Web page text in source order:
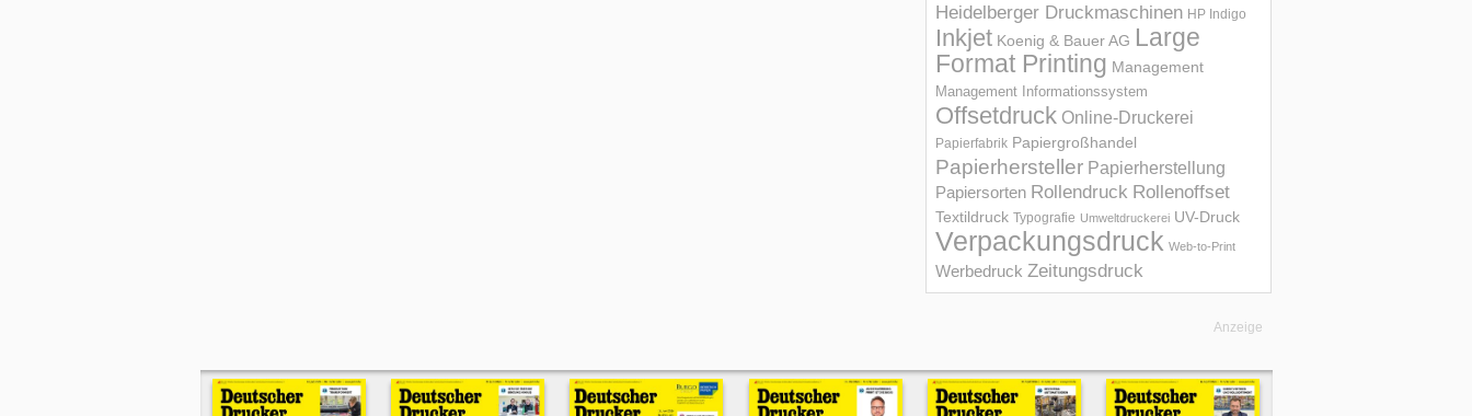
Heidelberger Druckmaschinen HP Indigo
Inkjet Koenig & Bauer AG Large
Format Printing Management
Management Informations­system
Offsetdruck Online-Druckerei
Papierfabrik Papiergroßhandel
Papierhersteller Papierherstellung
Papiersorten Rollendruck Rollenoffset
Textildruck Typografie Umweltdruckerei UV-Druck
Verpackungsdruck Web-to-Print
Werbedruck Zeitungsdruck
Anzeige